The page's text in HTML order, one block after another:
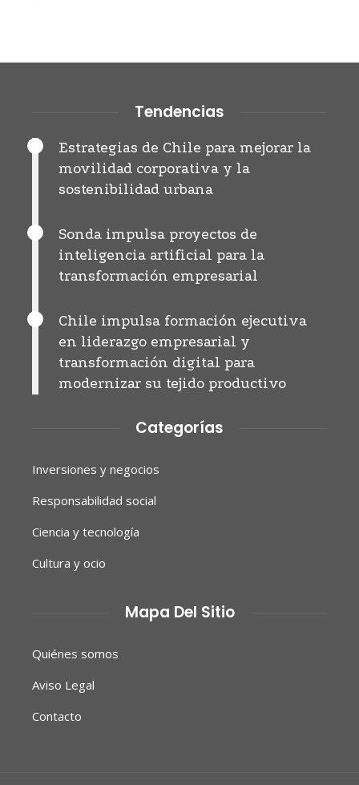
Tendencias
Estrategias de Chile para mejorar la
movilidad corporativa y la
sostenibilidad urbana
Sonda impulsa proyectos de
inteligencia artificial para la
transformación empresarial
Chile impulsa formación ejecutiva
en liderazgo empresarial y
transformación digital para
modernizar su tejido productivo
Categorías
Inversiones y negocios
Responsabilidad social
Ciencia y tecnología
Cultura y ocio
Mapa Del Sitio
Quiénes somos
Aviso Legal
Contacto